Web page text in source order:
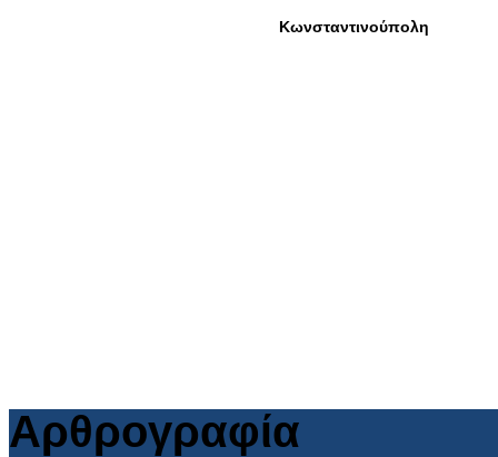
Αρθρογραφία